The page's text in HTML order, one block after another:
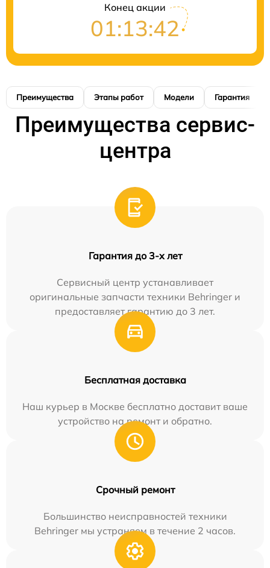
Конец акции
01:13:41
Преимущества Этапы работ Модели Гарантия
Преимущества сервис-
центра
Гарантия до 3-х лет
Сервисный центр устанавливает
оригинальные запчасти техники Behringer и
предоставляет гарантию до 3 лет.
Бесплатная доставка
Наш курьер в Москве бесплатно доставит ваше
устройство на ремонт и обратно.
Срочный ремонт
Большинство неисправностей техники
Behringer мы устраняем в течение 2 часов.